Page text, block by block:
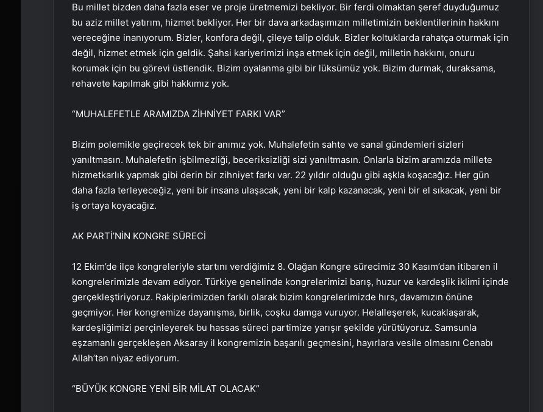
Bu millet bizden daha fazla eser ve proje üretmemizi bekliyor. Bir ferdi olmaktan şeref duyduğumuz
bu aziz millet yatırım, hizmet bekliyor. Her bir dava arkadaşımızın milletimizin beklentilerinin hakkını
vereceğine inanıyorum. Bizler, konfora değil, çileye talip olduk. Bizler koltuklarda rahatça oturmak için
değil, hizmet etmek için geldik. Şahsi kariyerimizi inşa etmek için değil, milletin hakkını, onuru
korumak için bu görevi üstlendik. Bizim oyalanma gibi bir lüksümüz yok. Bizim durmak, duraksama,
rehavete kapılmak gibi hakkımız yok.
“MUHALEFETLE ARAMIZDA ZİHNİYET FARKI VAR”
Bizim polemikle geçirecek tek bir anımız yok. Muhalefetin sahte ve sanal gündemleri sizleri
yanıltmasın. Muhalefetin işbilmezliği, beceriksizliği sizi yanıltmasın. Onlarla bizim aramızda millete
hizmetkarlık yapmak gibi derin bir zihniyet farkı var. 22 yıldır olduğu gibi aşkla koşacağız. Her gün
daha fazla terleyeceğiz, yeni bir insana ulaşacak, yeni bir kalp kazanacak, yeni bir el sıkacak, yeni bir
iş ortaya koyacağız.
AK PARTİ’NİN KONGRE SÜRECİ
12 Ekim’de ilçe kongreleriyle startını verdiğimiz 8. Olağan Kongre sürecimiz 30 Kasım’dan itibaren il
kongrelerimizle devam ediyor. Türkiye genelinde kongrelerimizi barış, huzur ve kardeşlik iklimi içinde
gerçekleştiriyoruz. Rakiplerimizden farklı olarak bizim kongrelerimizde hırs, davamızın önüne
geçmiyor. Her kongremize dayanışma, birlik, coşku damga vuruyor. Helalleşerek, kucaklaşarak,
kardeşliğimizi perçinleyerek bu hassas süreci partimize yarışır şekilde yürütüyoruz. Samsunla
eşzamanlı gerçekleşen Aksaray il kongremizin başarılı geçmesini, hayırlara vesile olmasını Cenabı
Allah’tan niyaz ediyorum.
“BÜYÜK KONGRE YENİ BİR MİLAT OLACAK”